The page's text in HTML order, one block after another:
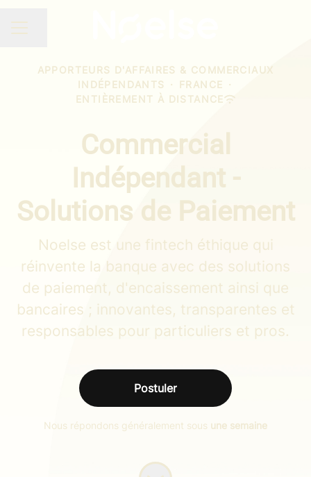
MENU CARRIÈRE
Partager la page
APPORTEURS D'AFFAIRES & COMMERCIAUX
INDÉPENDANTS
· FRANCE ·
ENTIÈREMENT À DISTANCE
Commercial
Indépendant -
Solutions de Paiement
Noelse est une fintech éthique qui
réinvente la banque avec des solutions
de paiement, d'encaissement ainsi que
bancaires ; innovantes, transparentes et
responsables pour particuliers et pros.
Postuler
Nous répondons généralement sous une semaine